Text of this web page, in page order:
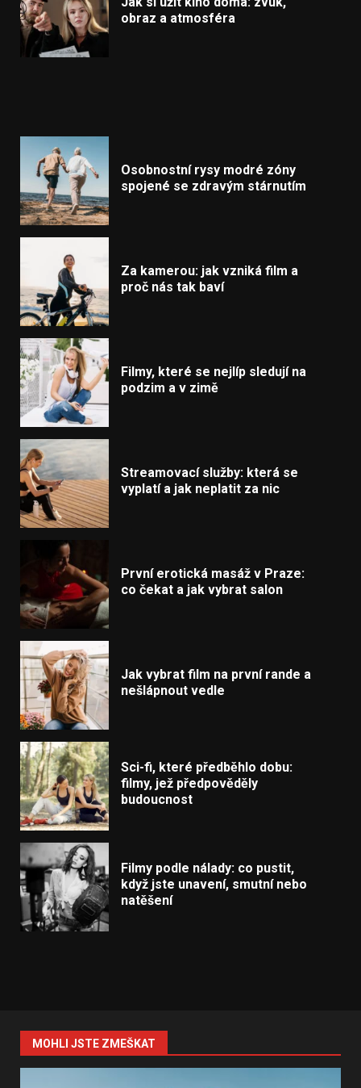
obraz a atmosféra
Osobnostní rysy modré zóny
spojené se zdravým stárnutím
Za kamerou: jak vzniká film a
proč nás tak baví
Filmy, které se nejlíp sledují na
podzim a v zimě
Streamovací služby: která se
vyplatí a jak neplatit za nic
První erotická masáž v Praze:
co čekat a jak vybrat salon
Jak vybrat film na první rande a
nešlápnout vedle
Sci-fi, které předběhlo dobu:
filmy, jež předpověděly
budoucnost
Filmy podle nálady: co pustit,
když jste unavení, smutní nebo
natěšení
MOHLI JSTE ZMEŠKAT